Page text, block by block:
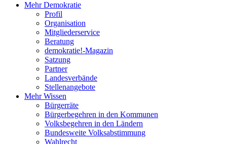
Mehr Demokratie
Profil
Organisation
Mitgliederservice
Beratung
demokratie!-Magazin
Satzung
Partner
Landesverbände
Stellenangebote
Mehr Wissen
Bürgerräte
Bürgerbegehren in den Kommunen
Volksbegehren in den Ländern
Bundesweite Volksabstimmung
Wahlrecht